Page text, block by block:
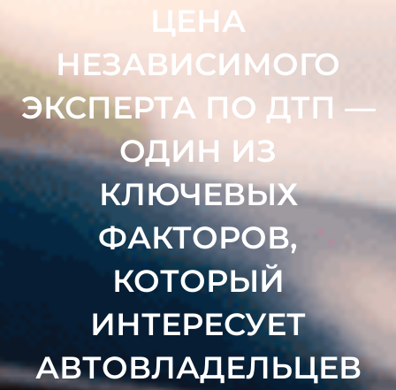
ЦЕНА
НЕЗАВИСИМОГО
ЭКСПЕРТА ПО ДТП —
ОДИН ИЗ
КЛЮЧЕВЫХ
ФАКТОРОВ,
КОТОРЫЙ
ИНТЕРЕСУЕТ
АВТОВЛАДЕЛЬЦЕВ